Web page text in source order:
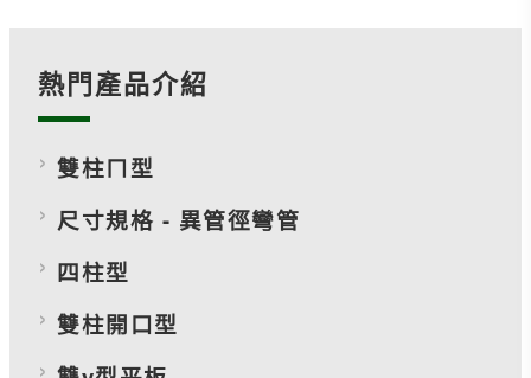
熱門產品介紹
雙柱ㄇ型
尺寸規格 - 異管徑彎管
四柱型
雙柱開口型